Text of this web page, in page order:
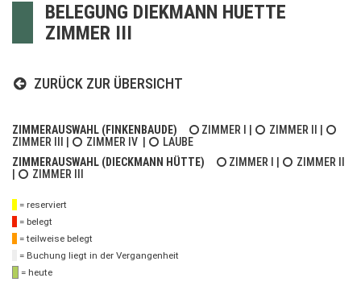
BELEGUNG DIEKMANN HUETTE
ZIMMER III
ZURÜCK ZUR ÜBERSICHT
ZIMMERAUSWAHL (FINKENBAUDE) ZIMMER I ZIMMER II
ZIMMER III
ZIMMER IV
LAUBE
ZIMMERAUSWAHL (DIECKMANN HÜTTE)
ZIMMER I
ZIMMER II
ZIMMER III
= reserviert
= belegt
= teilweise belegt
= Buchung liegt in der Vergangenheit
= heute